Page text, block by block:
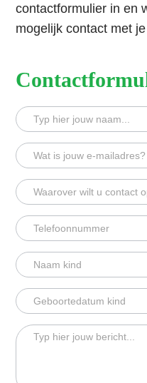
contactformulier in en
mogelijk contact met
Contactformulier